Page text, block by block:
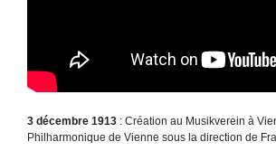
3 décembre 1913 : Création au Musikverein à
Philharmonique de Vienne sous la direction de